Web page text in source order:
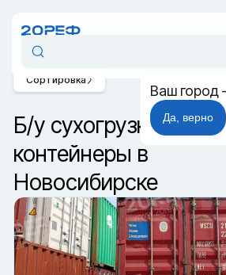
Ваш
Да, верно
Б/у сухогрузные
контейнеры в
Новосибирске
Сортировка